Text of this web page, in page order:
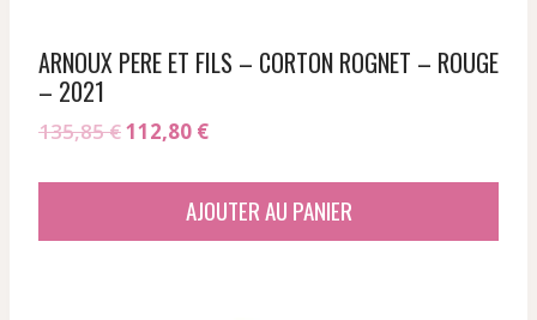
ARNOUX PERE ET FILS – CORTON ROGNET – ROUGE
– 2021
135,85€Le
112,80 €Le
est :
AJOUTER AU PANIER